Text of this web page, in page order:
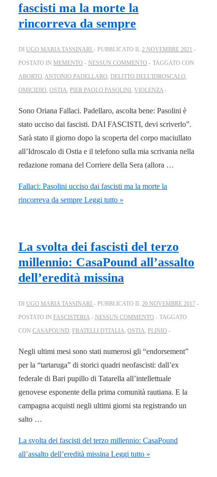
fascisti ma la morte la
rincorreva da sempre
DI UGO MARIA TASSINARI PUBBLICATO IL 2 NOVEMBRE 2021
POSTATO IN MEMENTO NESSUN COMMENTO
TAGGATO CON
ABORTO ANTONIO PADELLARO DELITTO DELL'IDROSCALO
OMICIDIO OSTIA PIER PAOLO PASOLINI VIOLENZA
Sono Oriana Fallaci. Padellaro, ascolta bene: Pasolini è
stato ucciso dai fascisti. DAI FASCISTI, devi scriverlo”.
Sarà stato il giorno dopo la scoperta del corpo maciullato
all’Idroscalo di Ostia e il telefono sulla mia scrivania nella
redazione romana del Corriere della Sera (allora …
Fallaci: Pasolini ucciso dai fascisti ma la morte la
rincorreva da sempre Leggi tutto »
La svolta dei fascisti del terzo
millennio: CasaPound all’assalto
dell’eredità missina
DI UGO MARIA TASSINARI PUBBLICATO IL 20 NOVEMBRE 2017
POSTATO IN FASCISTERIA NESSUN COMMENTO
TAGGATO
CON CASAPOUND FRATELLI D'ITALIA OSTIA PLINIO
Negli ultimi mesi sono stati numerosi gli “endorsement”
per la “tartaruga” di storici quadri neofascisti: dall’ex
federale di Bari pupillo di Tatarella all’intellettuale
genovese esponente della prima comunità rautiana. E la
campagna acquisti negli ultimi giorni sta registrando un
salto …
La svolta dei fascisti del terzo millennio: CasaPound
all’assalto dell’eredità missina Leggi tutto »